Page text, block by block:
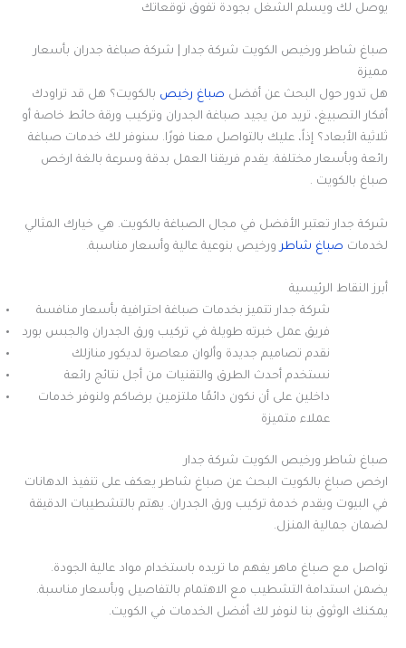
يوصل لك ويسلم الشغل بجودة تفوق توقعاتك
صباغ شاطر ورخيص الكويت شركة جدار | شركة صباغة جدران بأسعار
مميزة
هل تدور حول البحث عن أفضل صباغ رخيص بالكويت؟ هل قد تراودك
أفكار التصبيغ، تريد من يجيد صباغة الجدران وتركيب ورقة حائط خاصة أو
ثلاثية الأبعاد؟ إذاً، عليك بالتواصل معنا فورًا. سنوفر لك خدمات صباغة
رائعة وبأسعار مختلفة. يقدم فريقنا العمل بدقة وسرعة بالغة ارخص
صباغ بالكويت .
شركة جدار تعتبر الأفضل في مجال الصباغة بالكويت. هي خيارك المثالي
لخدمات صباغ شاطر ورخيص بنوعية عالية وأسعار مناسبة.
أبرز النقاط الرئيسية
شركة جدار تتميز بخدمات صباغة احترافية بأسعار منافسة
فريق عمل خبرته طويلة في تركيب ورق الجدران والجبس بورد
نقدم تصاميم جديدة وألوان معاصرة لديكور منازلك
نستخدم أحدث الطرق والتقنيات من أجل نتائج رائعة
داخلين على أن نكون دائمًا ملتزمين برضاكم ولنوفر خدمات
عملاء متميزة
صباغ شاطر ورخيص الكويت شركة جدار
ارخص صباغ بالكويت البحث عن صباغ شاطر يعكف على تنفيذ الدهانات
في البيوت ويقدم خدمة تركيب ورق الجدران. يهتم بالتشطيبات الدقيقة
لضمان جمالية المنزل.
تواصل مع صباغ ماهر يفهم ما تريده باستخدام مواد عالية الجودة.
يضمن استدامة التشطيب مع الاهتمام بالتفاصيل وبأسعار مناسبة.
يمكنك الوثوق بنا لنوفر لك أفضل الخدمات في الكويت.